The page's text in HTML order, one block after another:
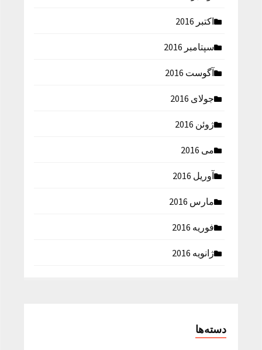
اکتبر 2016
سپتامبر 2016
آگوست 2016
جولای 2016
ژوئن 2016
می 2016
آوریل 2016
مارس 2016
فوریه 2016
ژانویه 2016
دسته‌ها